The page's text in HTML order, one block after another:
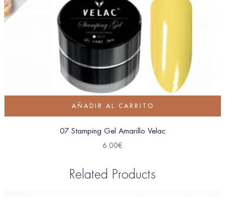
AÑADIR AL CARRITO
07 Stamping Gel Amarillo Velac
6.00€
Related Products